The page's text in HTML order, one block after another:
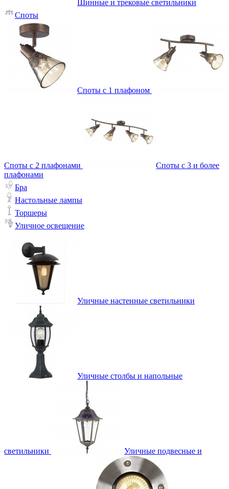
Шинные и трековые светильники
Споты
Споты с 1 плафоном
Споты с 2 плафонами
Споты с 3 и более
плафонами
Бра
Настольные лампы
Торшеры
Уличное освещение
Уличные настенные светильники
Уличные столбы и напольные
светильники Уличные подвесные и